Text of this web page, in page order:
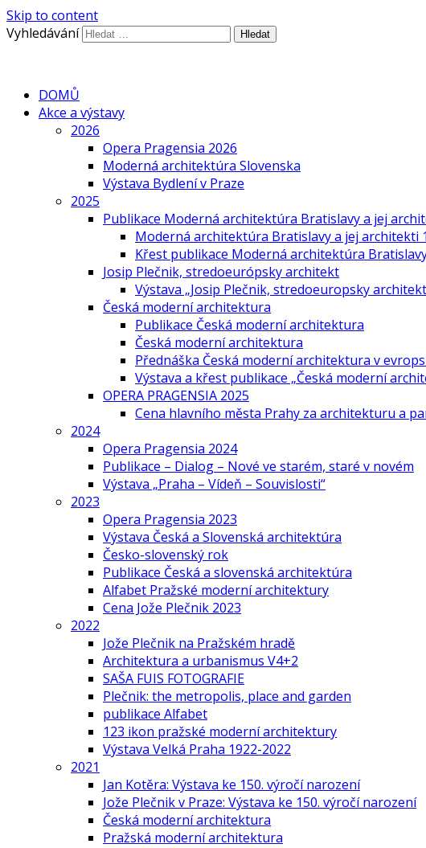
Skip to content
Vyhledávání
DOMŮ
Akce a výstavy
2026
Opera Pragensia 2026
Moderná architektúra Slovenska
Výstava Bydlení v Praze
2025
Publikace Moderná architektúra Bratislavy a jej
Moderná architektúra Bratislavy a jej architekti
Křest publikace Moderná architektúra
Josip Plečnik, stredoeurópsky architekt
Výstava „Josip Plečnik, stredoeuropsky
Česká moderní architektura
Publikace Česká moderní architektura
Česká moderní architektura
Přednáška Česká moderní architektura v
Výstava a křest publikace „Česká moderní
OPERA PRAGENSIA 2025
Cena hlavního města Prahy za architekturu a
2024
Opera Pragensia 2024
Publikace – Dialog – Nové ve starém, staré v novém
Výstava „Praha – Vídeň – Souvislosti“
2023
Opera Pragensia 2023
Výstava Česká a Slovenská architektúra
Česko-slovenský rok
Publikace Česká a slovenská architektúra
Alfabet Pražské moderní architektury
Cena Jože Plečnik 2023
2022
Jože Plečnik na Pražském hradě
Architektura a urbanismus V4+2
SAŠA FUIS FOTOGRAFIE
Plečnik: the metropolis, place and garden
publikace Alfabet
123 ikon pražské moderní architektury
Výstava Velká Praha 1922-2022
2021
Jan Kotěra: Výstava ke 150. výročí narození
Jože Plečnik v Praze: Výstava ke 150. výročí narození
Česká moderní architektura
Pražská moderní architektura